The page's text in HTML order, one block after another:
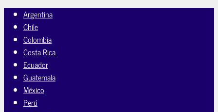
Argentina
Chile
Colombia
Costa Rica
Ecuador
Guatemala
México
Perú